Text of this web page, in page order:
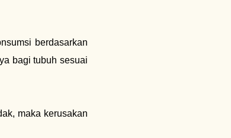
berdasarkan
bagi tubuh sesuai
maka kerusakan